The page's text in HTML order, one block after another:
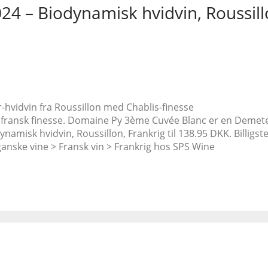
– Biodynamisk hvidvin,
fra Roussillon med Chablis-finesse
finesse. Domaine Py 3ème Cuvée Blanc er en
hvidvin, Roussillon, Frankrig til 138.95 DKK.
vine > Fransk vin > Frankrig hos SPS Wine